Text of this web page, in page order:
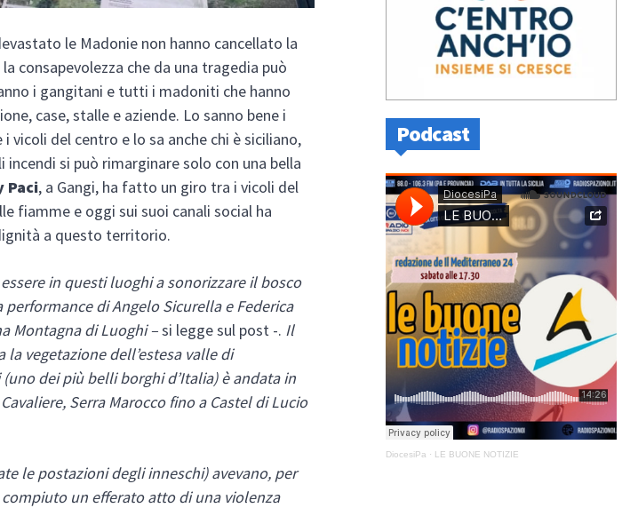
le Madonie non hanno cancellato la
consapevolezza che da una tragedia può
i gangitani e tutti i madoniti che hanno
case, stalle e aziende. Lo sanno bene i
del centro e lo sa anche chi è siciliano,
si può rimarginare solo con una bella
Paci, a Gangi, ha fatto un giro tra i vicoli del
fiamme e oggi sui suoi canali social ha
a questo territorio.
in questi luoghi a sonorizzare il bosco
performance di Angelo Sicurella e Federica
Montagna di Luoghi –si legge sul post -. Il
vegetazione dell’estesa valle di
dei più belli borghi d’Italia) è andata in
Serra Marocco fino a Castel di Lucio
le postazioni degli inneschi) avevano, per
un efferato atto di una violenza
Podcast
DiocesiPa · LE BUONE NOTIZIE